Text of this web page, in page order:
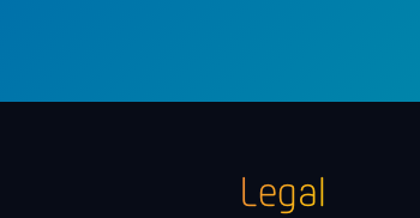
Legal